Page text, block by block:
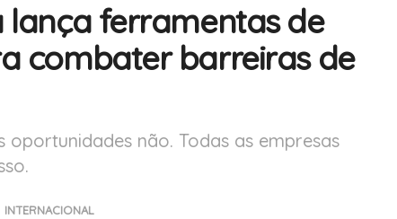
ferramentas de
combater barreiras de
não. Todas as empresas
INTERNACIONAL